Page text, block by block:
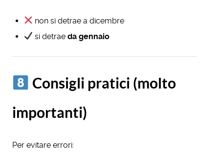
non si detrae a dicembre
si detraeda gennaio
Consigli pratici (molto
importanti)
Per evitare errori: